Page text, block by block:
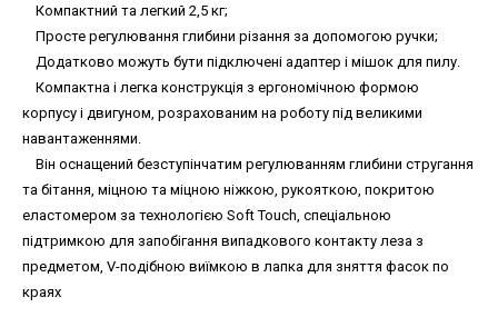
Компактний та легкий 2,5 кг;
Просте регулювання глибини різання за допомогою ручки;
Додатково можуть бути підключені адаптер і мішок для пилу.
Компактна і легка конструкція з ергономічною формою
корпусу і двигуном, розрахованим на роботу під великими
навантаженнями.
Він оснащений безступінчатим регулюванням глибини стругання
та бітання, міцною та міцною ніжкою, рукояткою, покритою
еластомером за технологією Soft Touch, спеціальною
підтримкою для запобігання випадкового контакту леза з
предметом, V-подібною виїмкою в лапка для зняття фасок по
краях